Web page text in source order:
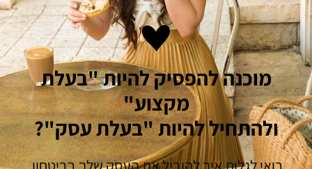
מוכנה להפסיק להיות "בעלת
מקצוע"
ולהתחיל להיות "בעלת עסק"?